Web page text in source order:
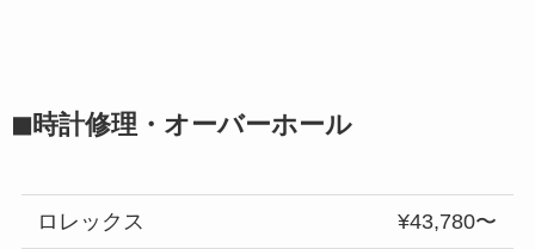
◼︎時計修理・オーバーホール
ロレックス ¥43,780〜